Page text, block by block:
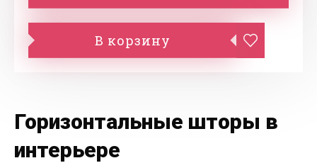
В корзину
Горизонтальные шторы в
интерьере